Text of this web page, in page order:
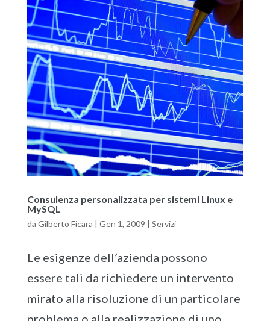
Consulenza personalizzata per sistemi Linux e
MySQL
da Gilberto Ficara | Gen 1, 2009 | Servizi
Le esigenze dell’azienda possono
essere tali da richiedere un intervento
mirato alla risoluzione di un particolare